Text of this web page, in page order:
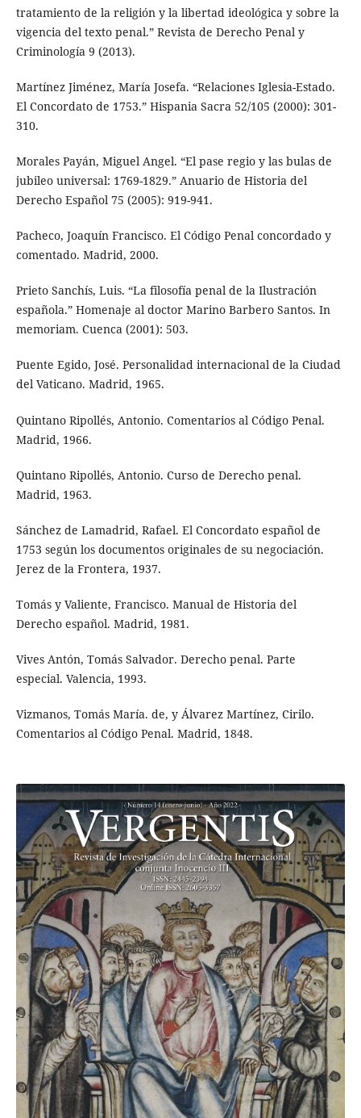
tratamiento de la religión y la libertad ideológica y sobre la
vigencia del texto penal.” Revista de Derecho Penal y
Criminología 9 (2013).
Martínez Jiménez, María Josefa. “Relaciones Iglesia-Estado.
El Concordato de 1753.” Hispania Sacra 52/105 (2000): 301-
310.
Morales Payán, Miguel Angel. “El pase regio y las bulas de
jubileo universal: 1769-1829.” Anuario de Historia del
Derecho Español 75 (2005): 919-941.
Pacheco, Joaquín Francisco. El Código Penal concordado y
comentado. Madrid, 2000.
Prieto Sanchís, Luis. “La filosofía penal de la Ilustración
española.” Homenaje al doctor Marino Barbero Santos. In
memoriam. Cuenca (2001): 503.
Puente Egido, José. Personalidad internacional de la Ciudad
del Vaticano. Madrid, 1965.
Quintano Ripollés, Antonio. Comentarios al Código Penal.
Madrid, 1966.
Quintano Ripollés, Antonio. Curso de Derecho penal.
Madrid, 1963.
Sánchez de Lamadrid, Rafael. El Concordato español de
1753 según los documentos originales de su negociación.
Jerez de la Frontera, 1937.
Tomás y Valiente, Francisco. Manual de Historia del
Derecho español. Madrid, 1981.
Vives Antón, Tomás Salvador. Derecho penal. Parte
especial. Valencia, 1993.
Vizmanos, Tomás María. de, y Álvarez Martínez, Cirilo.
Comentarios al Código Penal. Madrid, 1848.